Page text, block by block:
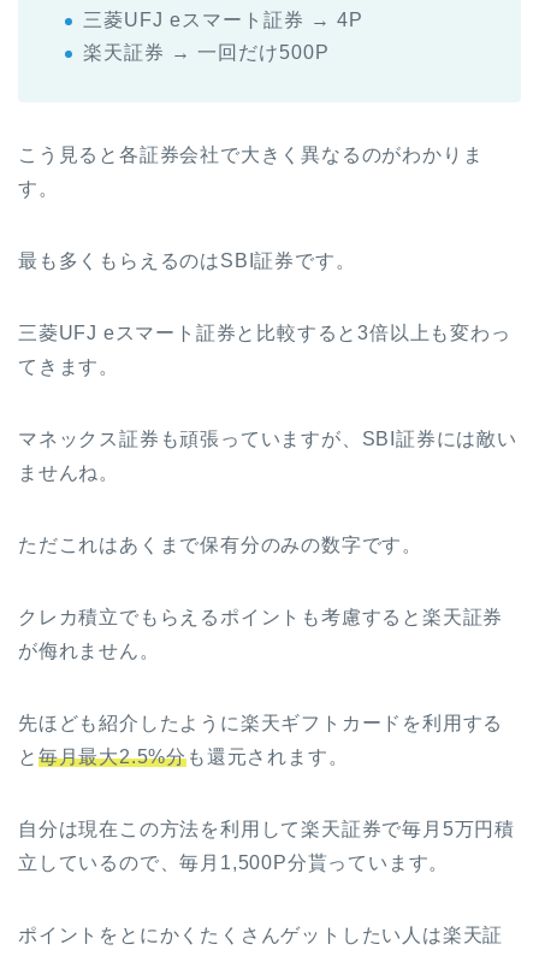
三菱UFJ eスマート証券 → 4P
楽天証券 → 一回だけ500P
こう見ると各証券会社で大きく異なるのがわかりま
す。
最も多くもらえるのはSBI証券です。
三菱UFJ eスマート証券と比較すると3倍以上も変わっ
てきます。
マネックス証券も頑張っていますが、SBI証券には敵い
ませんね。
ただこれはあくまで保有分のみの数字です。
クレカ積立でもらえるポイントも考慮すると楽天証券
が侮れません。
先ほども紹介したように楽天ギフトカードを利用する
と 毎月最大2.5%分も還元されます。
自分は現在この方法を利用して楽天証券で毎月5万円積
立しているので、毎月1,500P分貰っています。
ポイントをとにかくたくさんゲットしたい人は楽天証